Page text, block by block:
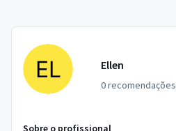
Ellen
0 recomendações
Sobre o profissional